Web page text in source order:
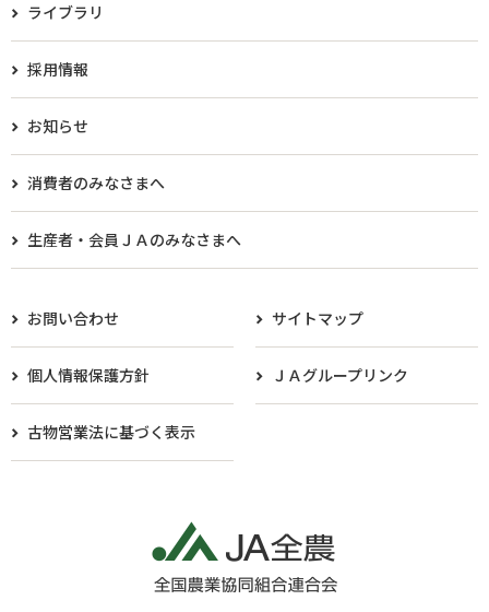
ライブラリ
採用情報
お知らせ
消費者のみなさまへ
生産者・会員ＪＡのみなさまへ​
お問い合わせ サイトマップ
個人情報保護方針 ＪＡグループリンク
古物営業法に基づく表示